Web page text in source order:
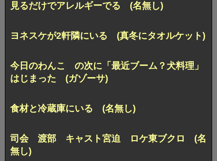
見るだけでアレルギーでる (名無し)
ヨネスケが2軒隣にいる (真冬にタオルケット)
今日のわんこ の次に「最近ブーム？犬料理」
はじまった (ガゾーサ)
食材と冷蔵庫にいる (名無し)
司会 渡部 キャスト宮迫 ロケ東ブクロ (名
無し)